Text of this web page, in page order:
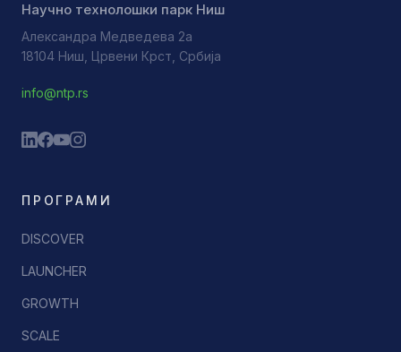
Научно технолошки парк Ниш
Александра Медведева 2а
18104 Ниш, Црвени Крст, Србија
info@ntp.rs
ПРОГРАМИ
DISCOVER
LAUNCHER
GROWTH
SCALE